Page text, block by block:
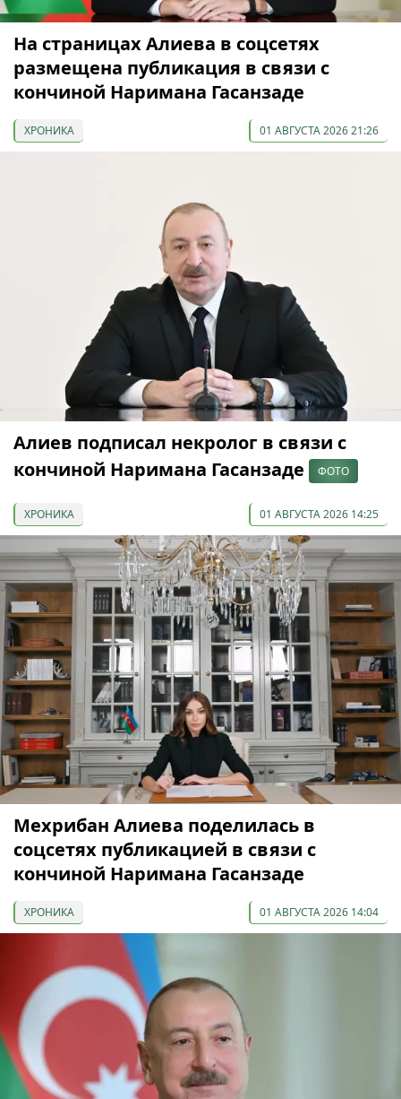
На страницах Алиева в соцсетях
размещена публикация в связи с
кончиной Наримана Гасанзаде
ХРОНИКА 01 АВГУСТА 2026 21:26
Алиев подписал некролог в связи с
кончиной Наримана Гасанзаде
ФОТО
ХРОНИКА 01 АВГУСТА 2026 14:25
Мехрибан Алиева поделилась в
соцсетях публикацией в связи с
кончиной Наримана Гасанзаде
ХРОНИКА 01 АВГУСТА 2026 14:04